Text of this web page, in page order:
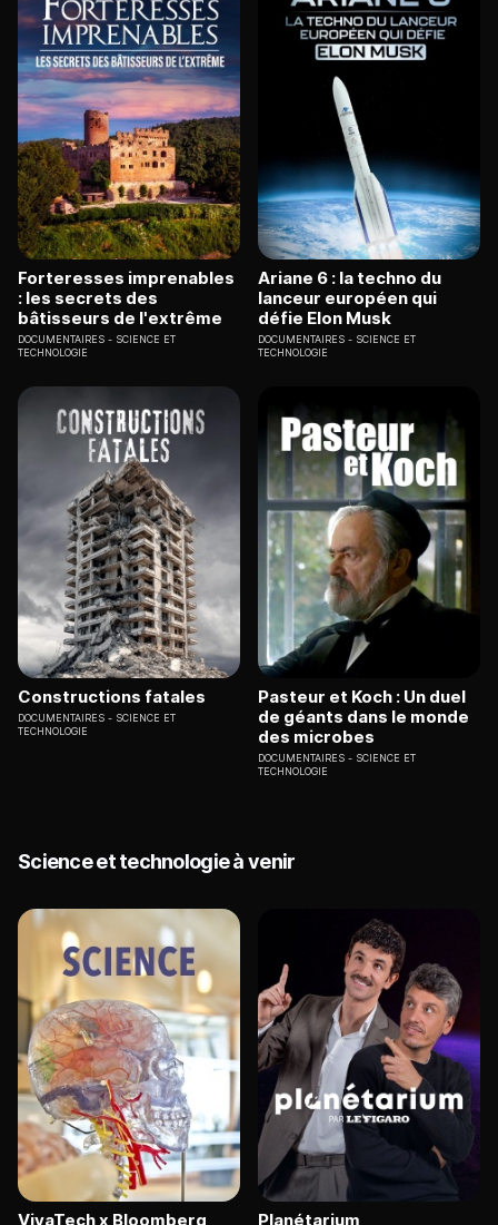
Forteresses imprenables
: les secrets des
bâtisseurs de l'extrême
DOCUMENTAIRES
SCIENCE ET
TECHNOLOGIE
Ariane 6 : la techno du
lanceur européen qui
défie Elon Musk
DOCUMENTAIRES
SCIENCE ET
TECHNOLOGIE
Constructions fatales
DOCUMENTAIRES
SCIENCE ET
TECHNOLOGIE
Pasteur et Koch : Un duel
de géants dans le monde
des microbes
DOCUMENTAIRES
SCIENCE ET
TECHNOLOGIE
Science et technologie à venir
VivaTech x Bloomberg Planétarium